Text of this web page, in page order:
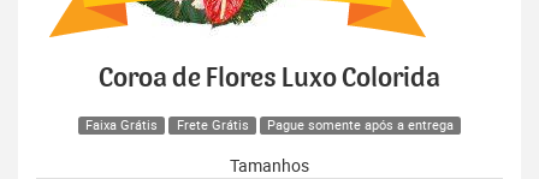
Coroa de Flores Luxo Colorida
Faixa Grátis Frete Grátis Pague somente após a entrega
Tamanhos